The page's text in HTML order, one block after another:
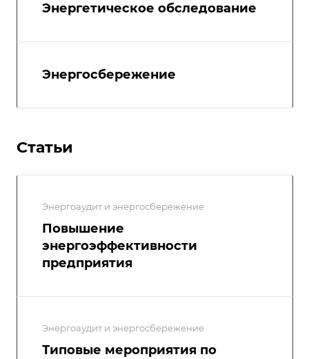
Энергетическое обследование
Энергосбережение
Статьи
Энергоаудит и энергосбережение
Повышение
энергоэффективности
предприятия
Энергоаудит и энергосбережение
Типовые мероприятия по